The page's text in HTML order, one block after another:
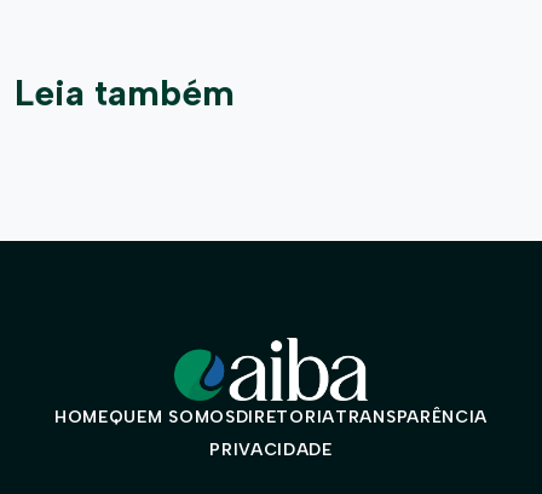
Leia também
HOMEQUEM SOMOSDIRETORIATRANSPARÊNCIA
PRIVACIDADE